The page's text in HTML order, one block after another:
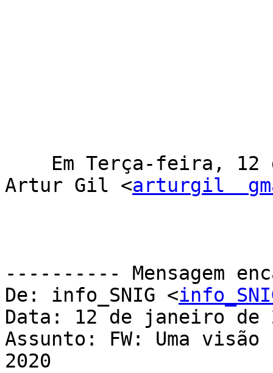
Artur Gil <arturgil
---------- Mensagem
De: info_SNIG <
Data: 12 de janeiro de
Assunto: FW: Uma
2020